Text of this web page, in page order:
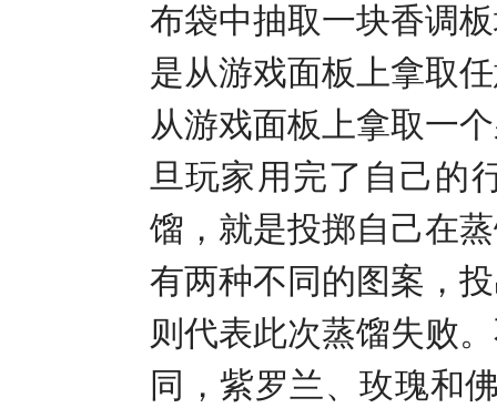
布袋中抽取一块香调
是从游戏面板上拿取
从游戏面板上拿取一
旦玩家用完了自己的
馏，就是投掷自己在
有两种不同的图案，
则代表此次蒸馏失败
同，紫罗兰、玫瑰和